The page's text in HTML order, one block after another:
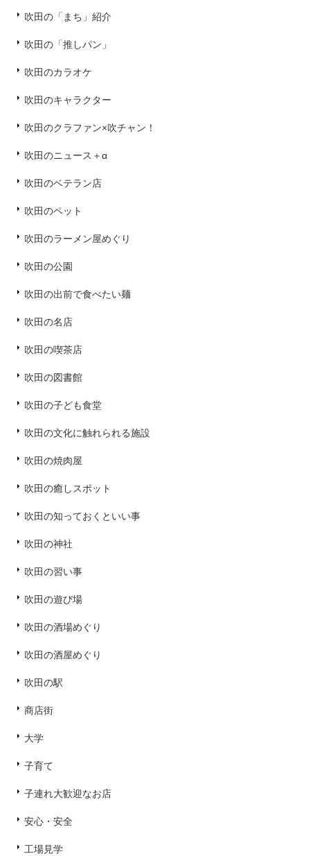
吹田の「まち」紹介
吹田の「推しパン」
吹田のカラオケ
吹田のキャラクター
吹田のクラファン×吹チャン！
吹田のニュース＋α
吹田のベテラン店
吹田のペット
吹田のラーメン屋めぐり
吹田の公園
吹田の出前で食べたい麺
吹田の名店
吹田の喫茶店
吹田の図書館
吹田の子ども食堂
吹田の文化に触れられる施設
吹田の焼肉屋
吹田の癒しスポット
吹田の知っておくといい事
吹田の神社
吹田の習い事
吹田の遊び場
吹田の酒場めぐり
吹田の酒屋めぐり
吹田の駅
商店街
大学
子育て
子連れ大歓迎なお店
安心・安全
工場見学